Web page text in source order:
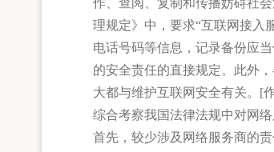
作、查阅、复制和传播妨碍社
理规定》中，要求“互联网接入
电话号码等信息，记录备份应
的安全责任的直接规定。此外
大都与维护互联网安全有关。[
综合考察我国法律法规中对网
首先，较少涉及网络服务商的